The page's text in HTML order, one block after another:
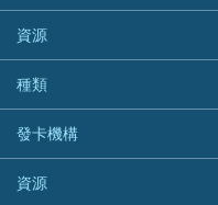
稅季/稅務貸款
網上貸款
結餘轉戶(清卡數貸款)
銀行貸款
財務公司貸款
免入息貸款
BEA 東亞銀行
BOC 中國銀行
Cashing Pro 優尚信貸
CCB(Asia) 中國建設銀行 (亞洲)
Citibank 花旗銀行
CNCBI 信銀國際
資源
如何申請個人貸款
如何管理個人貸款
個人貸款有用資訊
清卡數貸款教學
種類
網購優惠
精選外幣網購信用卡
尊尚信用卡
發卡機構
Citibank花旗銀行
資源